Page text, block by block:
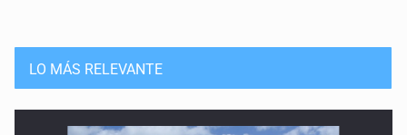
LO MÁS RELEVANTE